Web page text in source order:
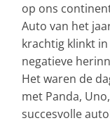
op ons
Auto van het
krachtig klinkt
negatieve
Het waren de
met Panda,
succesvolle